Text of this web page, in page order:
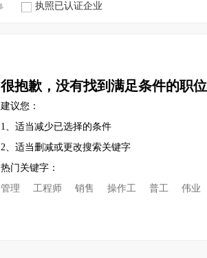
执照已认证企业
很抱歉，没有找到满足条件的职位
建议您：
1、适当减少已选择的条件
2、适当删减或更改搜索关键字
热门关键字：
管理
工程师 销售 操作工 普工 伟业